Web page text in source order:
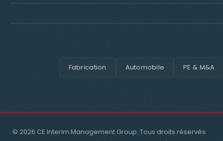
Fabrication Automobile PE & M&A
© 2026 CE Interim Management Group. Tous droits réservés.